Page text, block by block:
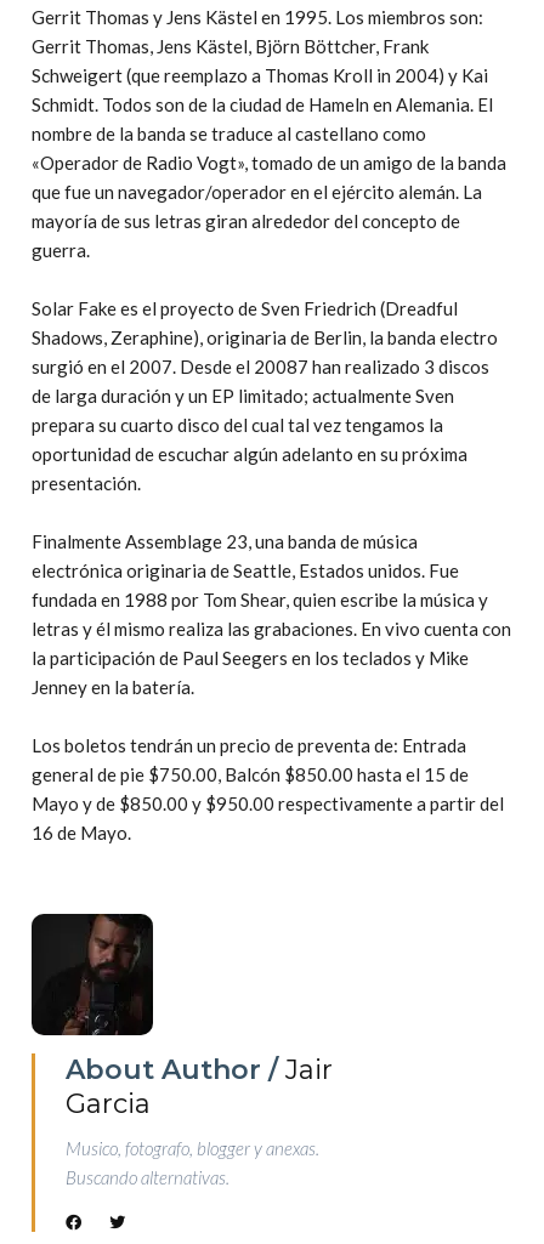
Gerrit Thomas y Jens Kästel en 1995. Los miembros son:
Gerrit Thomas, Jens Kästel, Björn Böttcher, Frank
Schweigert (que reemplazo a Thomas Kroll in 2004) y Kai
Schmidt. Todos son de la ciudad de Hameln en Alemania. El
nombre de la banda se traduce al castellano como
«Operador de Radio Vogt», tomado de un amigo de la banda
que fue un navegador/operador en el ejército alemán. La
mayoría de sus letras giran alrededor del concepto de
guerra.
Solar Fake es el proyecto de Sven Friedrich (Dreadful
Shadows, Zeraphine), originaria de Berlin, la banda electro
surgió en el 2007. Desde el 20087 han realizado 3 discos
de larga duración y un EP limitado; actualmente Sven
prepara su cuarto disco del cual tal vez tengamos la
oportunidad de escuchar algún adelanto en su próxima
presentación.
Finalmente Assemblage 23, una banda de música
electrónica originaria de Seattle, Estados unidos. Fue
fundada en 1988 por Tom Shear, quien escribe la música y
letras y él mismo realiza las grabaciones. En vivo cuenta con
la participación de Paul Seegers en los teclados y Mike
Jenney en la batería.
Los boletos tendrán un precio de preventa de: Entrada
general de pie $750.00, Balcón $850.00 hasta el 15 de
Mayo y de $850.00 y $950.00 respectivamente a partir del
16 de Mayo.
About Author /Jair
Garcia
Musico, fotografo, blogger y anexas.
Buscando alternativas.